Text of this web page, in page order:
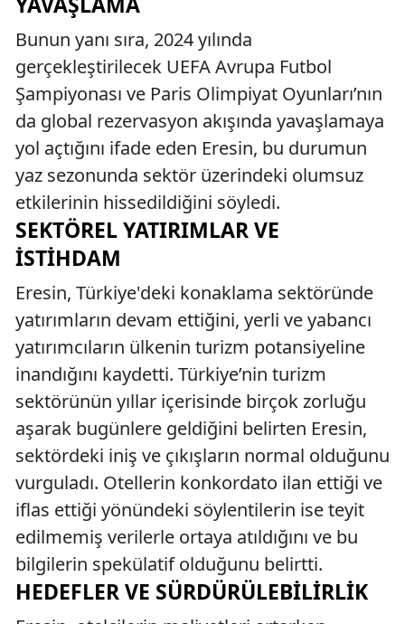
Bunun yanı sıra, 2024 yılında
gerçekleştirilecek UEFA Avrupa Futbol
Şampiyonası ve Paris Olimpiyat Oyunları’nın
da global rezervasyon akışında yavaşlamaya
yol açtığını ifade eden Eresin, bu durumun
yaz sezonunda sektör üzerindeki olumsuz
etkilerinin hissedildiğini söyledi.
SEKTÖREL YATIRIMLAR VE
İSTIHDAM
Eresin, Türkiye'deki konaklama sektöründe
yatırımların devam ettiğini, yerli ve yabancı
yatırımcıların ülkenin turizm potansiyeline
inandığını kaydetti. Türkiye’nin turizm
sektörünün yıllar içerisinde birçok zorluğu
aşarak bugünlere geldiğini belirten Eresin,
sektördeki iniş ve çıkışların normal olduğunu
vurguladı. Otellerin konkordato ilan ettiği ve
iflas ettiği yönündeki söylentilerin ise teyit
edilmemiş verilerle ortaya atıldığını ve bu
bilgilerin spekülatif olduğunu belirtti.
HEDEFLER VE SÜRDÜRÜLEBILIRLIK